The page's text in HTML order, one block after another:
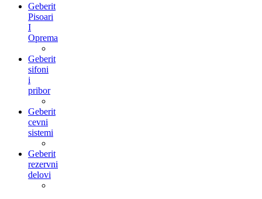
Geberit
Pisoari
I
Oprema
Geberit
sifoni
i
pribor
Geberit
cevni
sistemi
Geberit
rezervni
delovi